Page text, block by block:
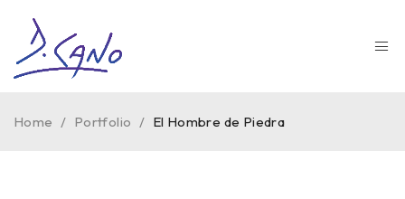
Home / Portfolio / El Hombre de Piedra